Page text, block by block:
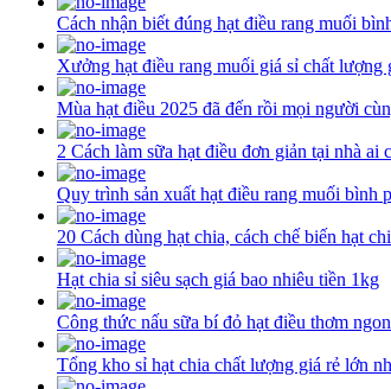
Cách nhận biết đúng hạt điều rang muối
Xưởng hạt điều rang muối giá sỉ chất lượng
Mùa hạt điều 2025 đã đến rồi mọi người
2 Cách làm sữa hạt điều đơn giản tại nhà ai
Quy trình sản xuất hạt điều rang muối bình
20 Cách dùng hạt chia, cách chế biến hạt
Hạt chia sỉ siêu sạch giá bao nhiêu tiền 1kg
Công thức nấu sữa bí đỏ hạt điều thơm
Tổng kho sỉ hạt chia chất lượng giá rẻ lớn